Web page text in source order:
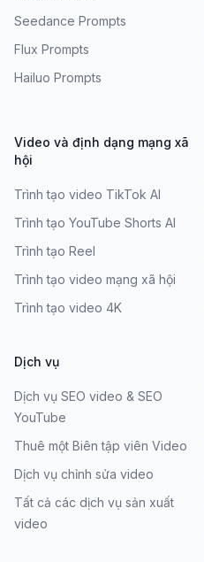
Seedance Prompts
Flux Prompts
Hailuo Prompts
Video và định dạng mạng xã
hội
Trình tạo video TikTok AI
Trình tạo YouTube Shorts AI
Trình tạo Reel
Trình tạo video mạng xã hội
Trình tạo video 4K
Dịch vụ
Dịch vụ SEO video & SEO
YouTube
Thuê một Biên tập viên Video
Dịch vụ chỉnh sửa video
Tất cả các dịch vụ sản xuất
video